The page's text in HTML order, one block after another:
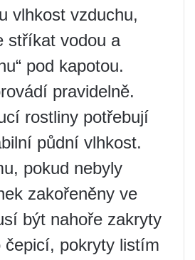
vlhkost vzduchu,
stříkat vodou a
pod kapotou.
pravidelně.
rostliny potřebují
půdní vlhkost.
pokud nebyly
zakořeněny ve
být nahoře zakryty
čepicí, pokryty listím